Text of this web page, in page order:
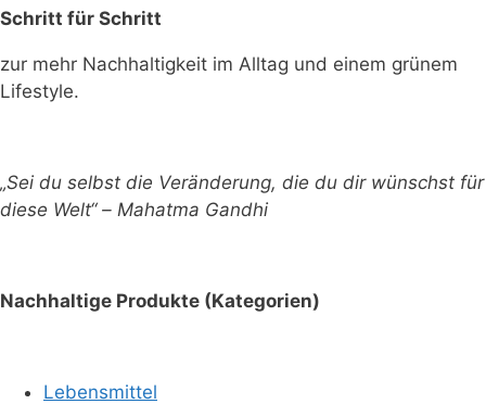
Schritt für Schritt
zur mehr Nachhaltigkeit im Alltag und einem grünem
Lifestyle.
„Sei du selbst die Veränderung, die du dir wünschst für
diese Welt“ – Mahatma Gandhi
Nachhaltige Produkte (Kategorien)
Lebensmittel